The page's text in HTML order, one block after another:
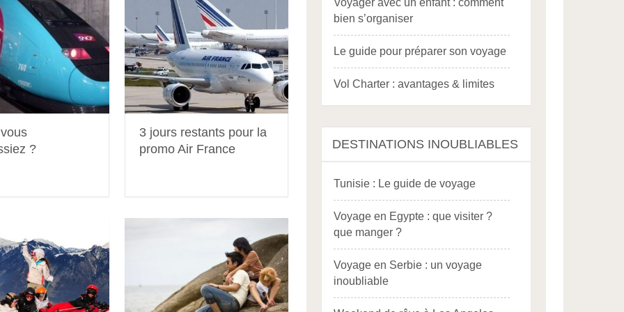
?
3 jours restants pour la
promo Air France
Voyager avec un enfant : comment
bien s’organiser
Le guide pour préparer son voyage
Vol Charter : avantages & limites
DESTINATIONS INOUBLIABLES
Tunisie : Le guide de voyage
Voyage en Egypte : que visiter ?
que manger ?
Voyage en Serbie : un voyage
inoubliable